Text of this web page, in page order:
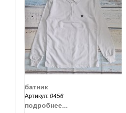
батник
Артикул: 0456
подробнее...